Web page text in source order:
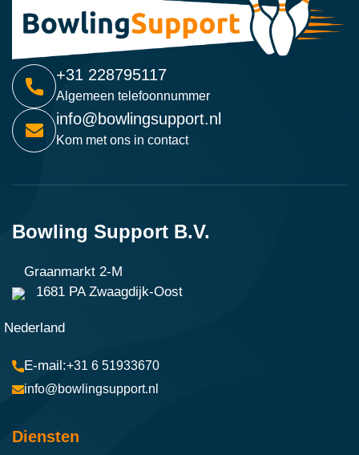
+31 228795117
Algemeen telefoonnummer
info@bowlingsupport.nl
Kom met ons in contact
Bowling Support B.V.
Graanmarkt 2-M
1681 PA Zwaagdijk-Oost
Nederland
+31 6 51933670
info@bowlingsupport.nl
Diensten